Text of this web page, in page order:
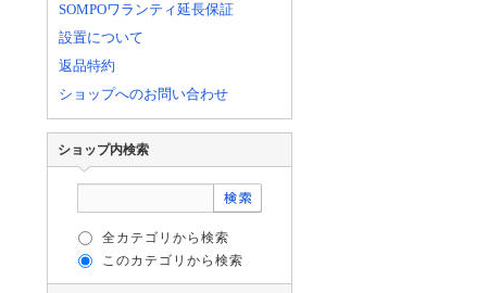
SOMPOワランティ延長保証
設置について
返品特約
ショップへのお問い合わせ
ショップ内検索
全カテゴリから検索
このカテゴリから検索